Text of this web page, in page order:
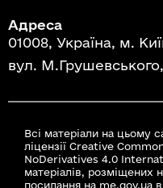
Адреса
01008, Україна, м.
вул.
Всі матеріали на цьому
ліцензії Creative
NoDerivatives 4.0
матеріалів, розміщених
посилання на me.gov.ua